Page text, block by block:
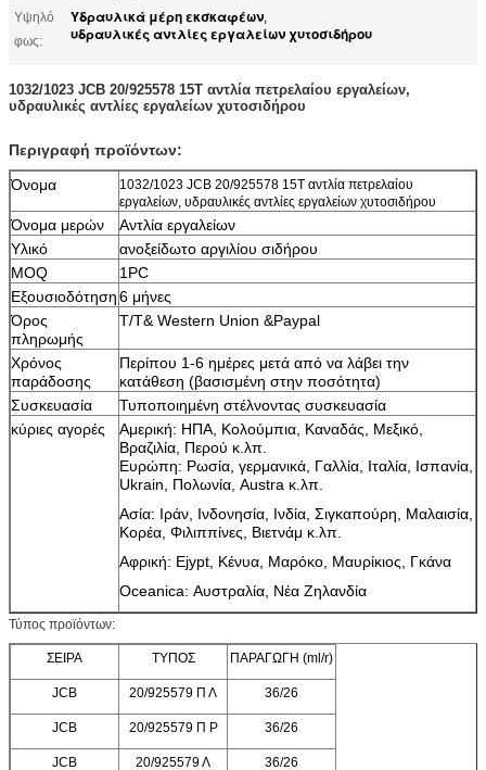
Υψηλό
φως:
Υδραυλικά μέρη εκσκαφέων,
υδραυλικές αντλίες εργαλείων χυτοσιδήρου
1032/1023 JCB 20/925578 15T αντλία πετρελαίου εργαλείων,
υδραυλικές αντλίες εργαλείων χυτοσιδήρου
Περιγραφή προϊόντων:
Όνομα
1032/1023 JCB 20/925578 15T αντλία πετρελαίου
εργαλείων, υδραυλικές αντλίες εργαλείων χυτοσιδήρου
Όνομα μερών
Αντλία εργαλείων
Υλικό
ανοξείδωτο αργιλίου σιδήρου
MOQ
1PC
Εξουσιοδότηση6 μήνες
Όρος
πληρωμής
T/T& Western Union &Paypal
Χρόνος
παράδοσης
Περίπου 1-6 ημέρες μετά από να λάβει την
κατάθεση (βασισμένη στην ποσότητα)
Συσκευασία
Τυποποιημένη στέλνοντας συσκευασία
κύριες αγορές
Αμερική: ΗΠΑ, Κολούμπια, Καναδάς, Μεξικό,
Βραζιλία, Περού κ.λπ.
Ευρώπη: Ρωσία, γερμανικά, Γαλλία, Ιταλία, Ισπανία,
Ukrain, Πολωνία, Austra κ.λπ.
Ασία: Ιράν, Ινδονησία, Ινδία, Σιγκαπούρη, Μαλαισία,
Κορέα, Φιλιππίνες, Βιετνάμ κ.λπ.
Αφρική: Ejypt, Κένυα, Μαρόκο, Μαυρίκιος, Γκάνα
Oceanica: Αυστραλία, Νέα Ζηλανδία
Τύπος προϊόντων:
ΣΕΙΡΑ ΤΥΠΟΣ ΠΑΡΑΓΩΓΗ (ml/r)
JCB 20/925579 Π Λ 36/26
JCB 20/925579 Π Ρ 36/26
JCB 20/925579 Λ 36/26